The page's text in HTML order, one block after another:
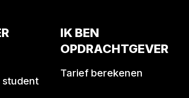
student
IK BEN
OPDRACHTGEVER
Tarief berekenen